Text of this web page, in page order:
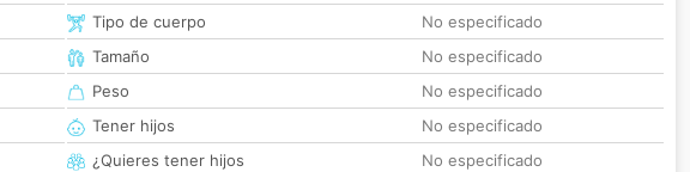
Tipo de cuerpo
No especificado
Tamaño
No especificado
Peso
No especificado
Tener hijos
No especificado
¿Quieres tener hijos
No especificado